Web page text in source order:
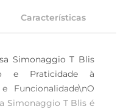
Características
Simonaggio T Blis
e Praticidade à
Funcionalidade\nO
Simonaggio T Blis é